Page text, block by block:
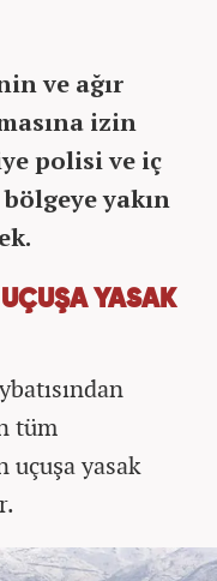
ve ağır
izin
polisi ve iç
yakın
YASAK
tüm
uçuşa yasak